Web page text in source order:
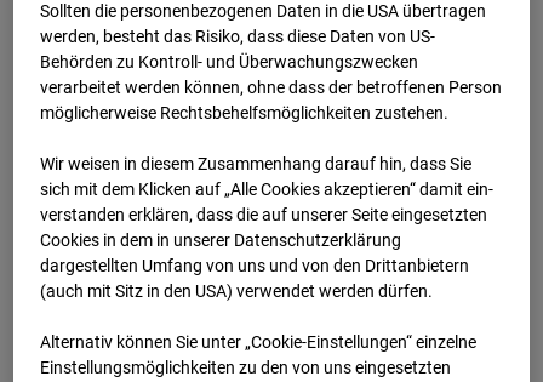
Home
Deutschland
BC-145 - BV Wohnquartett Heddesheim
Archiv
2024 01 15 09:31
BC-145 - BV
Wohnquartett
Heddesheim
Heddesheim
Sollten die personenbezogenen Daten in die USA übertragen
werden, besteht das Risiko, dass diese Daten von US-
Behörden zu Kontroll- und Überwachungszwecken
verarbeitet werden können, ohne dass der betroffenen Person
möglicherweise Rechtsbehelfsmöglichkeiten zustehen.
Wir weisen in diesem Zusammenhang darauf hin, dass Sie
sich mit dem Klicken auf „Alle Cookies akzeptieren“ damit ein­
ver­standen erklären, dass die auf unserer Seite eingesetzten
Cookies in dem in unserer Datenschutzerklärung
dargestellten Umfang von uns und von den Drittanbietern
(auch mit Sitz in den USA) verwendet werden dürfen.
Alternativ können Sie unter „Cookie-Einstellungen“ einzelne
Einstellungsmöglichkeiten zu den von uns eingesetzten